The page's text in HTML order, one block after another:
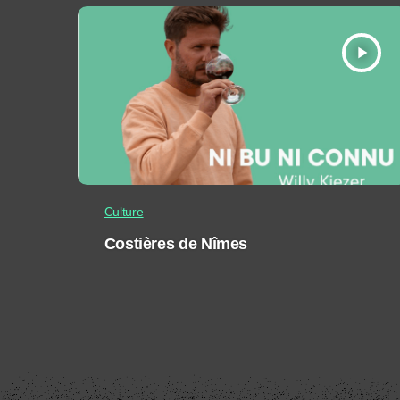
play_arrow
Culture
Costières de Nîmes